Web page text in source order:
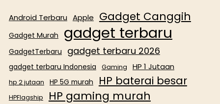
Android Terbaru Apple Gadget Canggih
Gadget Murah gadget terbaru
GadgetTerbaru gadget terbaru 2026
gadget terbaru Indonesia Gaming HP 1 Jutaan
hp 2 jutaan HP 5G murah HP baterai besar
HPFlagship HP gaming murah